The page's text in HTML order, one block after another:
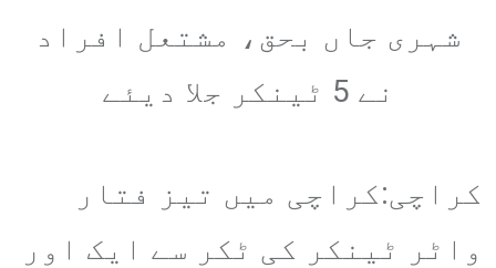
شہری جاں بحق، مشتعل افراد
نے 5 ٹینکر جلا دیئے
کراچی:کراچی میں تیز فتار
واٹر ٹینکر کی ٹکر سے ایک اور